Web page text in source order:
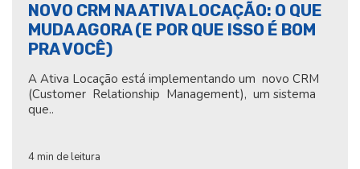
NOVO CRM NA ATIVA LOCAÇÃO: O QUE
MUDA AGORA (E POR QUE ISSO É BOM
PRA VOCÊ)
A Ativa Locação está implementando um novo CRM
(Customer Relationship Management), um sistema
que..
4 min de leitura